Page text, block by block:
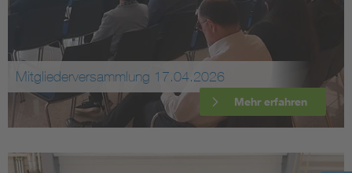
Mitgliederversammlung 17.04.2026
Mehr erfahren